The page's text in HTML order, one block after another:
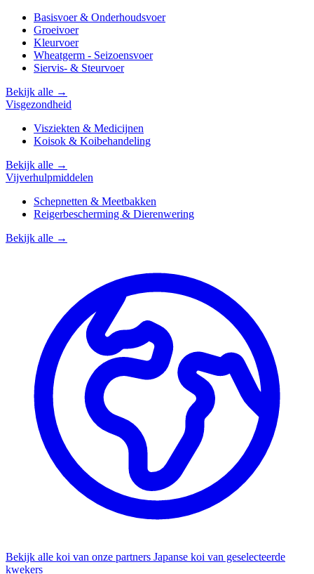
Basisvoer & Onderhoudsvoer
Groeivoer
Kleurvoer
Wheatgerm - Seizoensvoer
Siervis- & Steurvoer
Bekijk alle →
Visgezondheid
Visziekten & Medicijnen
Koisok & Koibehandeling
Bekijk alle →
Vijverhulpmiddelen
Schepnetten & Meetbakken
Reigerbescherming & Dierenwering
Bekijk alle →
Bekijk alle koi van onze partners Japanse koi van geselecteerde
kwekers